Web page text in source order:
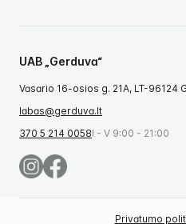
UAB „Gerduva“
Vasario 16-osios g. 21A, LT-96124
labas@gerduva.lt
370 5 214 0058I - V 9:00 - 21:00
Privatumo